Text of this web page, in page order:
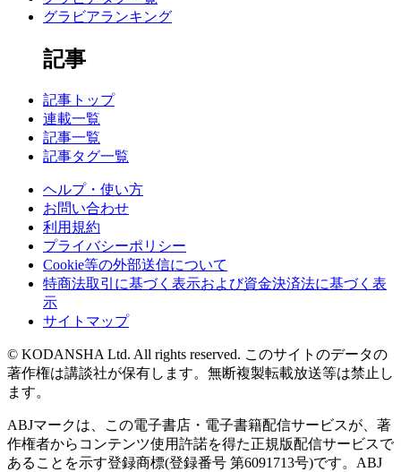
グラビアランキング
記事
記事トップ
連載一覧
記事一覧
記事タグ一覧
ヘルプ・使い方
お問い合わせ
利用規約
プライバシーポリシー
Cookie等の外部送信について
特商法取引に基づく表示および資金決済法に基づく表
示
サイトマップ
© KODANSHA Ltd. All rights reserved. このサイトのデータの
著作権は講談社が保有します。無断複製転載放送等は禁止し
ます。
ABJマークは、この電子書店・電子書籍配信サービスが、著
作権者からコンテンツ使用許諾を得た正規版配信サービスで
あることを示す登録商標(登録番号 第6091713号)です。ABJ